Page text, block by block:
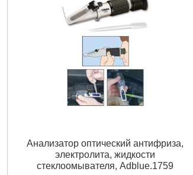
Анализатор оптический антифриза,
электролита, жидкости
стеклоомывателя, Adblue.1759